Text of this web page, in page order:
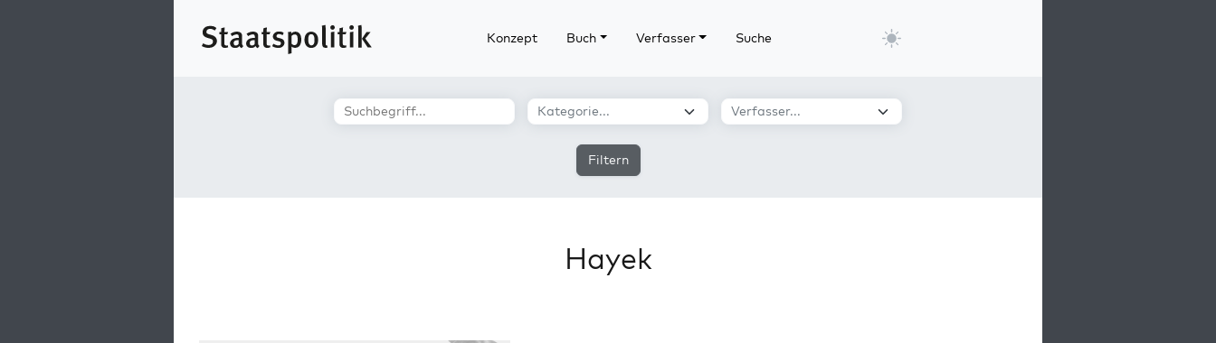
Konzept Buch Verfasser Suche
Filtern
Hayek